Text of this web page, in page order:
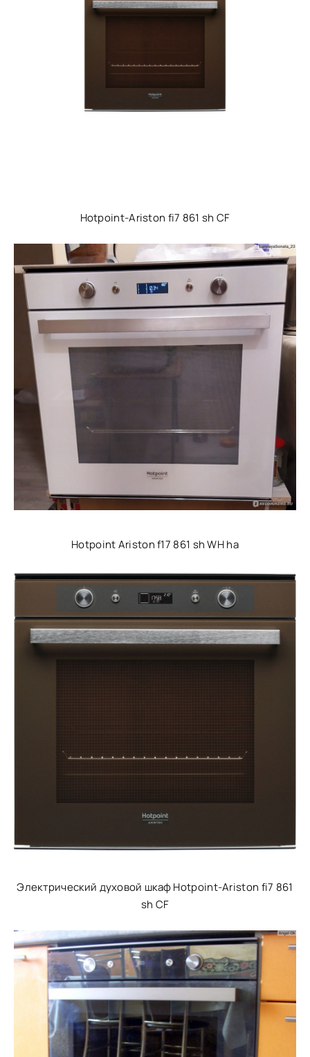
Hotpoint-Ariston fi7 861 sh CF
Hotpoint Ariston f17 861 sh WH ha
Электрический духовой шкаф Hotpoint-Ariston fi7 861
sh CF